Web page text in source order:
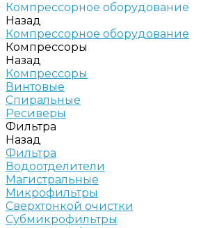
Компрессорное оборудование
Назад
Компрессорное оборудование
Компрессоры
Назад
Компрессоры
Винтовые
Спиральные
Ресиверы
Фильтра
Назад
Фильтра
Водоотделители
Магистральные
Микрофильтры
Сверхтонкой очистки
Субмикрофильтры